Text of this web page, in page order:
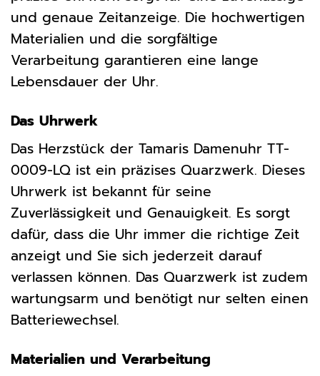
und genaue Zeitanzeige. Die hochwertigen
Materialien und die sorgfältige
Verarbeitung garantieren eine lange
Lebensdauer der Uhr.
Das Uhrwerk
Das Herzstück der Tamaris Damenuhr TT-
0009-LQ ist ein präzises Quarzwerk. Dieses
Uhrwerk ist bekannt für seine
Zuverlässigkeit und Genauigkeit. Es sorgt
dafür, dass die Uhr immer die richtige Zeit
anzeigt und Sie sich jederzeit darauf
verlassen können. Das Quarzwerk ist zudem
wartungsarm und benötigt nur selten einen
Batteriewechsel.
Materialien und Verarbeitung